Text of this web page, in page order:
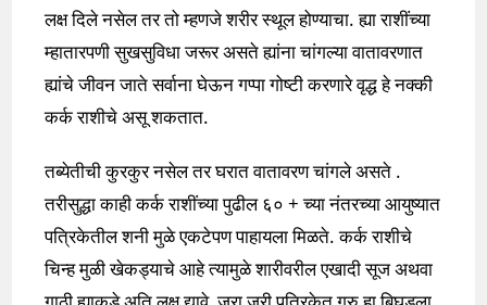
लक्ष दिले नसेल तर तो म्हणजे शरीर स्थूल होण्याचा. ह्या राशींच्या
म्हातारपणी सुखसुविधा जरूर असते ह्यांना चांगल्या वातावरणात
ह्यांचे जीवन जाते सर्वाना घेऊन गप्पा गोष्टी करणारे वृद्ध हे नक्की
कर्क राशीचे असू शकतात.
तब्येतीची कुरकुर नसेल तर घरात वातावरण चांगले असते .
तरीसुद्धा काही कर्क राशींच्या पुढील ६० + च्या नंतरच्या आयुष्यात
पत्रिकेतील शनी मुळे एकटेपण पाहायला मिळते. कर्क राशीचे
चिन्ह मुळी खेकड्याचे आहे त्यामुळे शारीवरील एखादी सूज अथवा